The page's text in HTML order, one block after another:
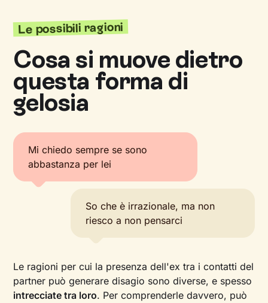
Le possibili ragioni
Cosa si muove dietro
questa forma di
gelosia
Mi chiedo sempre se sono
abbastanza per lei
So che è irrazionale, ma non
riesco a non pensarci
Le ragioni per cui la presenza dell'ex tra i contatti del
partner può generare disagio sono diverse, e spesso
intrecciate tra loro. Per comprenderle davvero, può